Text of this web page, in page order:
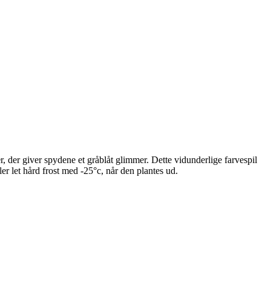
giver spydene et gråblåt glimmer. Dette vidunderlige farvespil
let hård frost med -25°c, når den plantes ud.